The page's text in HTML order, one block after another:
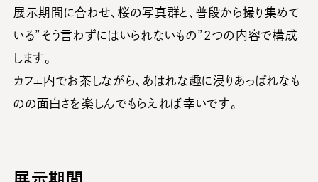
展示期間に合わせ、桜の写真群と、普段から撮り集めて
いる”そう言わずにはいられないもの”2つの内容で構成
します。
カフェ内でお茶しながら、あはれな趣に浸りあっぱれなも
のの面白さを楽しんでもらえれば幸いです。